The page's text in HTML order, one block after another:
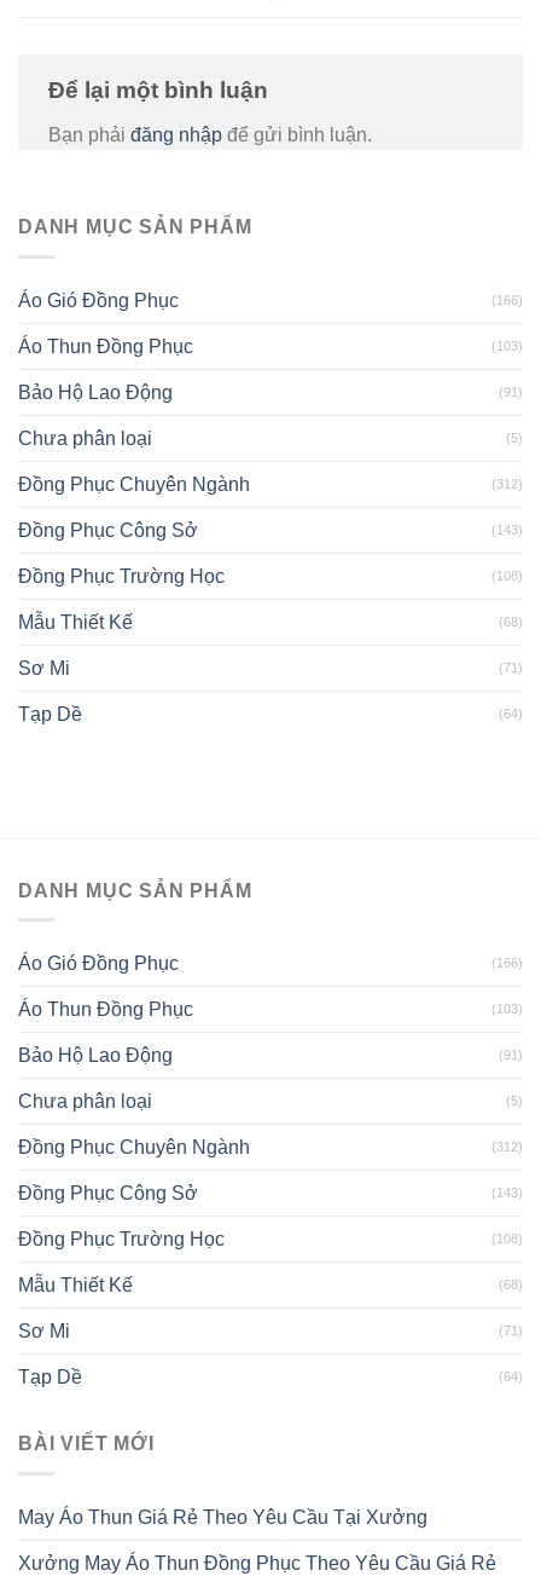
Để lại một bình luận
Bạn phải đăng nhập để gửi bình luận.
DANH MỤC SẢN PHẨM
Áo Gió Đồng Phục (166)
Áo Thun Đồng Phục (103)
Bảo Hộ Lao Động (91)
Chưa phân loại (5)
Đồng Phục Chuyên Ngành (312)
Đồng Phục Công Sở (143)
Đồng Phục Trường Học (108)
Mẫu Thiết Kế (68)
Sơ Mi (71)
Tạp Dề (64)
DANH MỤC SẢN PHẨM
Áo Gió Đồng Phục (166)
Áo Thun Đồng Phục (103)
Bảo Hộ Lao Động (91)
Chưa phân loại (5)
Đồng Phục Chuyên Ngành (312)
Đồng Phục Công Sở (143)
Đồng Phục Trường Học (108)
Mẫu Thiết Kế (68)
Sơ Mi (71)
Tạp Dề (64)
BÀI VIẾT MỚI
May Áo Thun Giá Rẻ Theo Yêu Cầu Tại Xưởng
Xưởng May Áo Thun Đồng Phục Theo Yêu Cầu Giá Rẻ